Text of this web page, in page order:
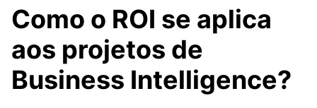
Como o ROI se aplica
aos projetos de
Business Intelligence?